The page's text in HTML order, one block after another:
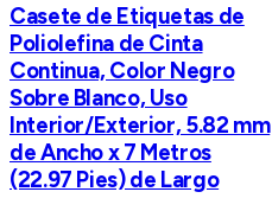
Casete de Etiquetas de
Poliolefina de Cinta
Continua, Color Negro
Sobre Blanco, Uso
Interior/Exterior, 5.82 mm
de Ancho x 7 Metros
(22.97 Pies) de Largo